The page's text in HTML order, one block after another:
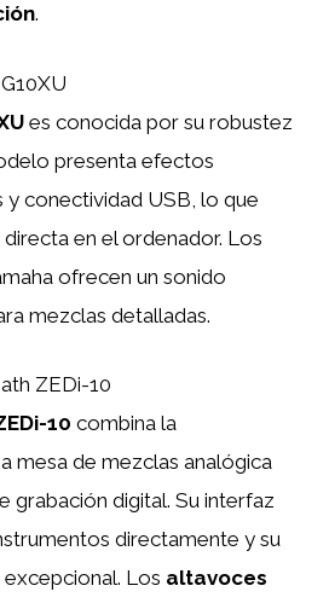
.
es conocida por su robustez
presenta efectos
y conectividad USB, lo que
en el ordenador. Los
ofrecen un sonido
mezclas detalladas.
ZEDi-10
10 combina la
mesa de mezclas analógica
grabación digital. Su interfaz
directamente y su
Los altavoces